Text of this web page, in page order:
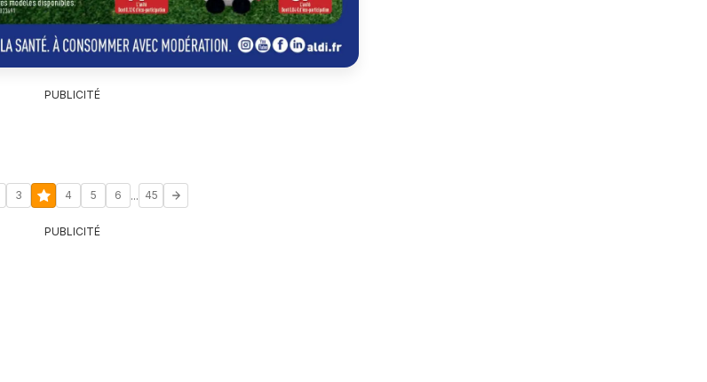
PUBLICITÉ
3 4 5 6 ... 45
PUBLICITÉ